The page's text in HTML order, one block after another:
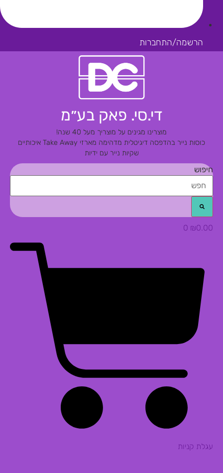
הרשמה/התחברות
די.סי. פאק בע״מ
מוצרינו מגינים על מוצריך מעל 40 שנה!
כוסות נייר בהדפסה דיגיטלית מדהימהמארזי Take Away איכותיים
שקיות נייר עם ידיות
חיפוש
₪0.00
0
עגלת קניות